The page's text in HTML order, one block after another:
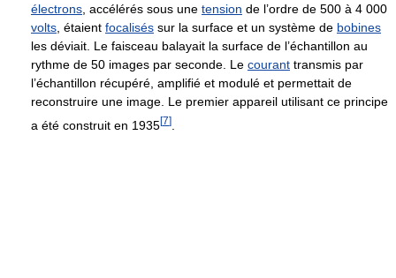
électrons , accélérés sous une tension de l’ordre de 500 à 4 000
volts , étaient focalisés sur la surface et un système de bobines
les déviait. Le faisceau balayait la surface de l’échantillon au
rythme de 50 images par seconde. Le courant transmis par
l’échantillon récupéré, amplifié et modulé et permettait de
reconstruire une image. Le premier appareil utilisant ce principe
a été construit en 1935[7]